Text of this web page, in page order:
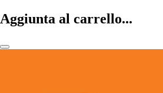
Aggiunta al carrello...